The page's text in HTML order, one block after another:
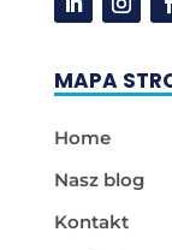
MAPA
Home
Nasz blog
Kontakt